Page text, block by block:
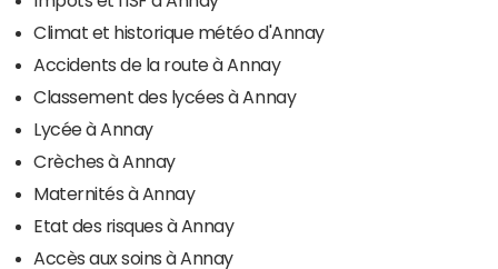
Climat et historique météo d'Annay
Accidents de la route à Annay
Classement des lycées à Annay
Lycée à Annay
Crèches à Annay
Maternités à Annay
Etat des risques à Annay
Accès aux soins à Annay